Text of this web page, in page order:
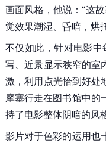
画面风格，他说：“这
觉效果潮湿、昏暗， 烘
不仅如此，针对电影
写、近景显示狭窄的室
激，利用点光恰到好处
摩塞行走在图书馆中的
持了电影整体阴暗的风
影片对于色彩的运用也